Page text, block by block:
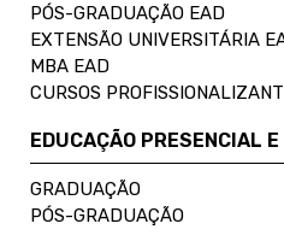
PÓS-GRADUAÇÃO EAD
EXTENSÃO UNIVERSITÁRIA
MBA EAD
CURSOS
EDUCAÇÃO PRESENCIAL
GRADUAÇÃO
PÓS-GRADUAÇÃO